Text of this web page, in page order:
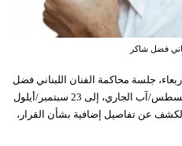
فضل شاكر
جلسة محاكمة الفنان اللبناني فضل
شاكر، التي كانت مقرر عقدها في 5 أغسطس/آب الجاري، إلى 23 سبتمبر/أيلول
عن تفاصيل إضافية بشأن القرار،